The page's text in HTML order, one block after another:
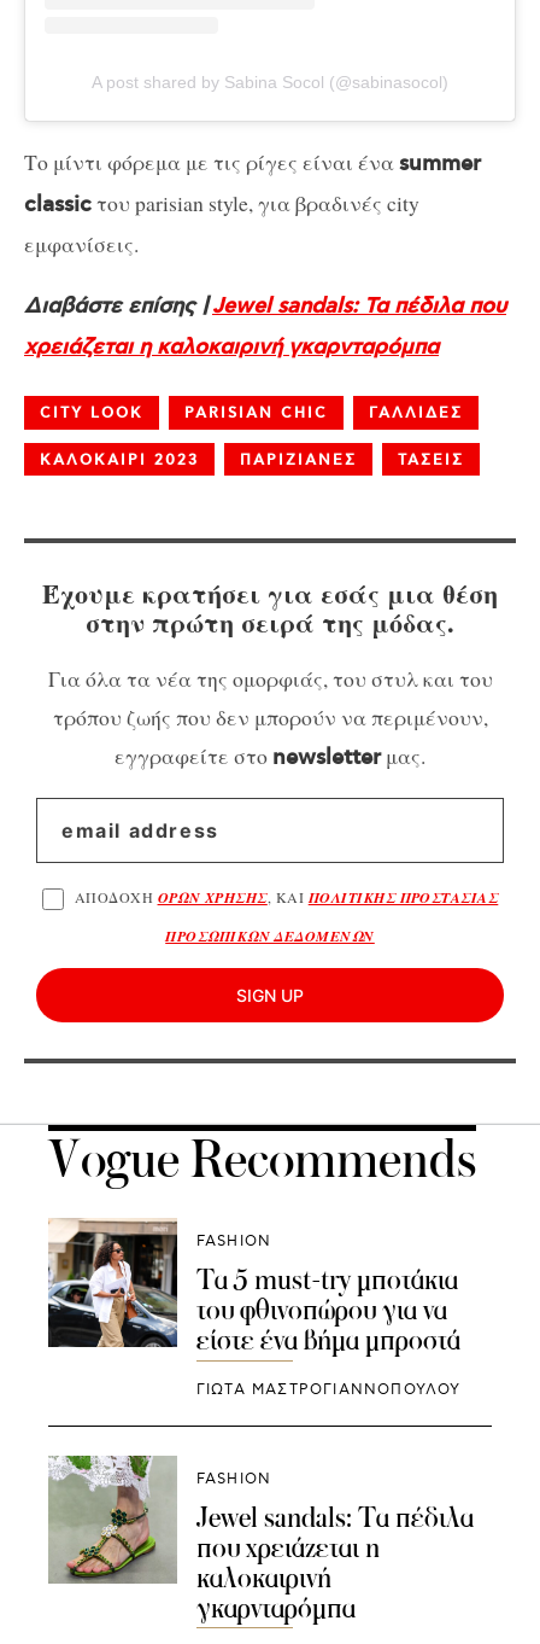
A post shared by Sabina Socol (@sabinasocol)
Το μίντι φόρεμα με τις ρίγες είναι έναsummer
classicτου parisian style, για βραδινές city
εμφανίσεις.
Διαβάστε επίσης |Jewel sandals: Τα πέδιλα που
χρειάζεται η καλοκαιρινή γκαρνταρόμπα
CITY LOOK PARISIAN CHIC ΓΑΛΛΙΔΕΣ
ΚΑΛΟΚΑΙΡΙ 2023 ΠΑΡΙΖΙΑΝΕΣ ΤΑΣΕΙΣ
Έχουμε κρατήσει για εσάς μια θέση
στην πρώτη σειρά της μόδας.
Για όλα τα νέα της ομορφιάς, του στυλ και του
τρόπου ζωής που δεν μπορούν να περιμένουν,
εγγραφείτε στο newsletterμας.
ΑΠΟΔΟΧΗ ΟΡΩΝ ΧΡΗΣΗΣ, ΚΑΙ ΠΟΛΙΤΙΚΗΣ ΠΡΟΣΤΑΣΙΑΣ
ΠΡΟΣΩΠΙΚΩΝ ΔΕΔΟΜΕΝΩΝ
SIGN UP
Vogue Recommends
FASHION
Τα 5 must-try μποτάκια
του φθινοπώρου για να
είστε ένα βήμα μπροστά
ΓΙΩΤΑ ΜΑΣΤΡΟΓΙΑΝΝΟΠΟΥΛΟΥ
FASHION
Jewel sandals: Τα πέδιλα
που χρειάζεται η
καλοκαιρινή
γκαρνταρόμπα